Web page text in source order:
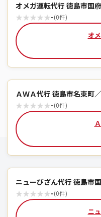
オメガ運転代行 徳島市国
★★★★★-(0件)
オ
ＡＷＡ代行 徳島市名東町
★★★★★-(0件)
ニューびざん代行 徳島市
★★★★★-(0件)
ニ